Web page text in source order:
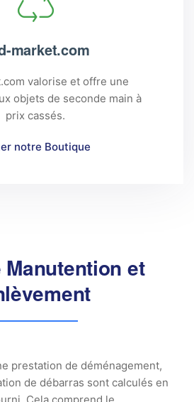
market.com
valorise et offre une
objets de seconde main à
prix cassés.
notre Boutique
Manutention et
prestation de déménagement,
de débarras sont calculés en